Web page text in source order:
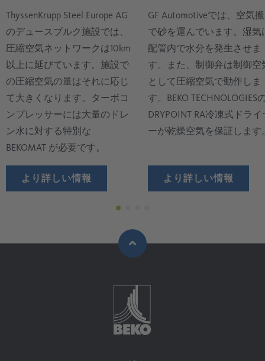
圧縮空気とともに火炎噴射やアーク式溶射も使用しま
す。この場合、圧縮空気は溶射材料を表面に溶射され
る噴霧気体として機能します。
す。さらに圧縮空気は蒸発した材料や、その他の材料
を除去するのにも使用します。.
ThyssenKrupp Steel Europe AG
のデュースブルク施設では、
圧縮空気ネットワークは10km
以上に延びています。施設で
の圧縮空気の量はそれに応じ
て大きくなります。ターボコ
ンプレッサーには大量のドレ
ン水に対する特別な
BEKOMAT が必要です。
より詳しい情報
GF Automotiveでは、空気
で砂を運んでいます。湿気
配管内で水分を発生させま
す。また、制御弁は制御空
として圧縮空気で動作しま
す。BEKO TECHNOLOGIES
DRYPOINT RA冷凍式ドライ
ーが乾燥空気を保証します
より詳しい情報